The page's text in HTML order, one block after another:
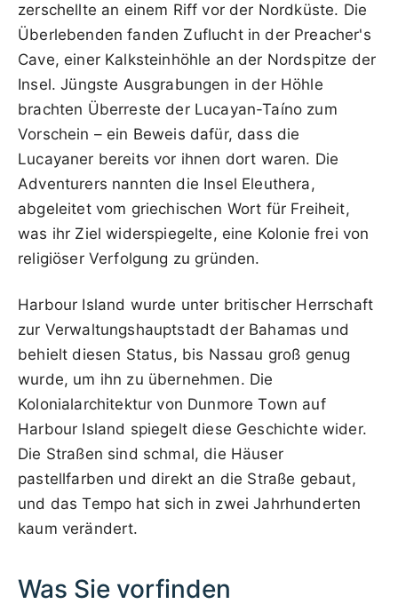
zerschellte an einem Riff vor der Nordküste. Die
Überlebenden fanden Zuflucht in der Preacher's
Cave, einer Kalksteinhöhle an der Nordspitze der
Insel. Jüngste Ausgrabungen in der Höhle
brachten Überreste der Lucayan-Taíno zum
Vorschein – ein Beweis dafür, dass die
Lucayaner bereits vor ihnen dort waren. Die
Adventurers nannten die Insel Eleuthera,
abgeleitet vom griechischen Wort für Freiheit,
was ihr Ziel widerspiegelte, eine Kolonie frei von
religiöser Verfolgung zu gründen.
Harbour Island wurde unter britischer Herrschaft
zur Verwaltungshauptstadt der Bahamas und
behielt diesen Status, bis Nassau groß genug
wurde, um ihn zu übernehmen. Die
Kolonialarchitektur von Dunmore Town auf
Harbour Island spiegelt diese Geschichte wider.
Die Straßen sind schmal, die Häuser
pastellfarben und direkt an die Straße gebaut,
und das Tempo hat sich in zwei Jahrhunderten
kaum verändert.
Was Sie vorfinden